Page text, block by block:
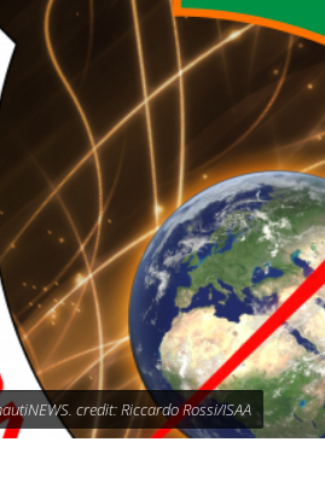
credit: Riccardo Rossi/ISAA